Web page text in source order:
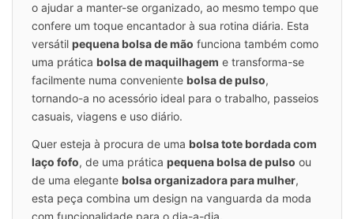
o ajudar a manter-se organizado, ao mesmo tempo que
confere um toque encantador à sua rotina diária. Esta
versátil pequena bolsa de mão funciona também como
uma prática bolsa de maquilhagem e transforma-se
facilmente numa conveniente bolsa de pulso,
tornando-a no acessório ideal para o trabalho, passeios
casuais, viagens e uso diário.
Quer esteja à procura de uma bolsa tote bordada com
laço fofo, de uma prática pequena bolsa de pulso ou
de uma elegante bolsa organizadora para mulher,
esta peça combina um design na vanguarda da moda
com funcionalidade para o dia-a-dia.